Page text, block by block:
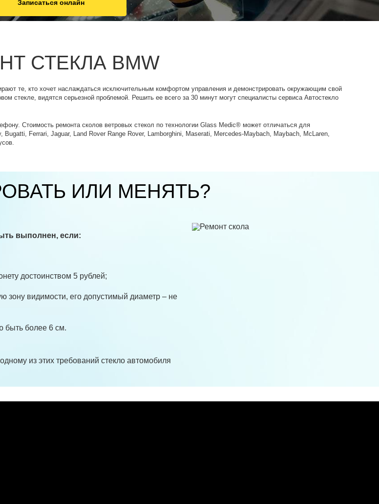
Записаться онлайн
СТЕКЛА BMW
те, кто хочет наслаждаться исключительным комфортом управления и демонстрировать окружающим свой
стекле, видятся серьезной проблемой. Решить ее всего за 30 минут могут специалисты сервиса Автостекло
Стоимость ремонта сколов ветровых стекол по технологии Glass Medic® может отличаться для
Ferrari, Jaguar, Land Rover Range Rover, Lamborghini, Maserati, Mercedes-Maybach, Maybach, McLaren,
ИЛИ МЕНЯТЬ?
выполнен, если:
достоинством 5 рублей;
зону видимости, его допустимый диаметр – не
быть более 6 см.
из этих требований стекло автомобиля